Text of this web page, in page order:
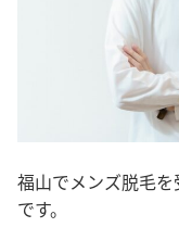
福山でメンズ脱毛
です。